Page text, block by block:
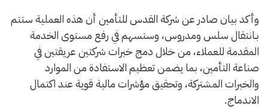
وأكد بيان صادر عن شركة القدس للتأمين أن هذه العملية ستتم
بـانتقال سلس ومدروس، وستسهم في رفع مستوى الخدمة
المقدمة للعملاء، من خلال دمج خبرات شركتين عريقتين في
صناعة التأمين، بما يضمن تعظيم الاستفادة من الموارد
والخبرات المشتركة، وتحقيق مؤشرات مالية قوية عند اكتمال
الاندماج.